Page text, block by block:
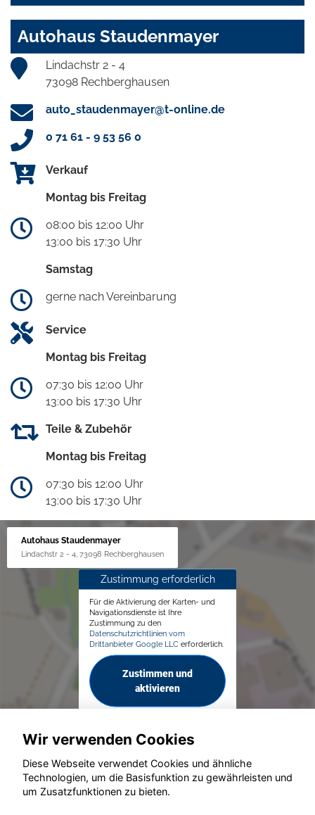
Autohaus Staudenmayer
Lindachstr 2 - 4
73098 Rechberghausen
auto_staudenmayer@t-online.de
0 71 61 - 9 53 56 0
Verkauf
Montag bis Freitag
08:00 bis 12:00 Uhr
13:00 bis 17:30 Uhr
Samstag
gerne nach Vereinbarung
Service
Montag bis Freitag
07:30 bis 12:00 Uhr
13:00 bis 17:30 Uhr
Teile & Zubehör
Montag bis Freitag
07:30 bis 12:00 Uhr
13:00 bis 17:30 Uhr
Autohaus Staudenmayer
Lindachstr 2 - 4, 73098 Rechberghausen
Zustimmung erforderlich
Für die Aktivierung der Karten- und
Navigationsdienste ist Ihre
Zustimmung zu den
Datenschutzrichtlinien vom
Drittanbieter Google LLC erforderlich.
Zustimmen und
aktivieren
© konjunkturmotor.de GmbH 2020 - 2026
Wir verwenden Cookies
Diese Webseite verwendet Cookies und ähnliche
Technologien, um die Basisfunktion zu gewährleisten und
um Zusatzfunktionen zu bieten.